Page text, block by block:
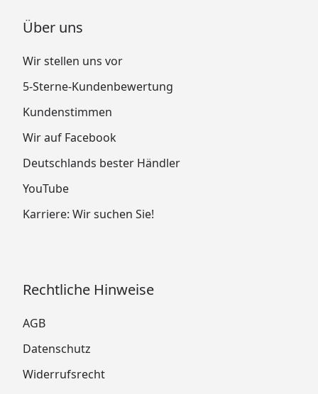
Über uns
Wir stellen uns vor
5-Sterne-Kundenbewertung
Kundenstimmen
Wir auf Facebook
Deutschlands bester Händler
YouTube
Karriere: Wir suchen Sie!
Rechtliche Hinweise
AGB
Datenschutz
Widerrufsrecht